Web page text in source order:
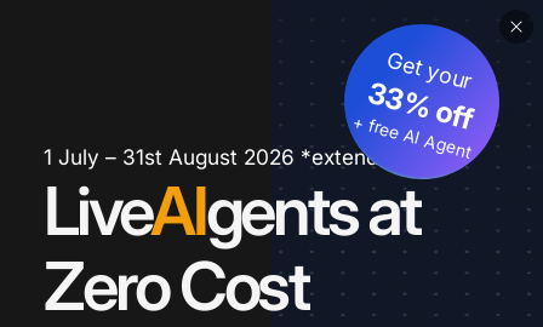
1 July – 31st August 2026 *extended
LiveAIgents at
Zero Cost
Get your
33% off
+ free AI Agent